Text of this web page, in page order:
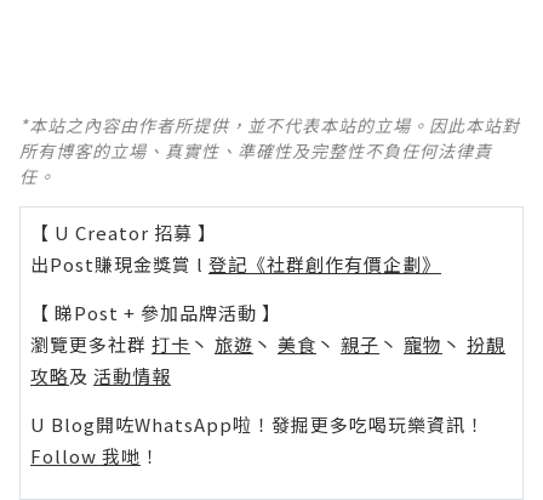
*本站之內容由作者所提供，並不代表本站的立場。因此本站對
所有博客的立場、真實性、準確性及完整性不負任何法律責
任。
【 U Creator 招募 】
出Post賺現金獎賞 l 登記《社群創作有價企劃》
【 睇Post + 參加品牌活動 】
瀏覽更多社群 打卡 丶 旅遊 丶 美食 丶 親子 丶 寵物 丶 扮靚
攻略及 活動情報
U Blog開咗WhatsApp啦！發掘更多吃喝玩樂資訊！
Follow 我哋 ！